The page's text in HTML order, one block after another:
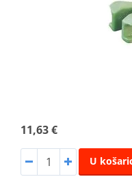
11,63 €
U